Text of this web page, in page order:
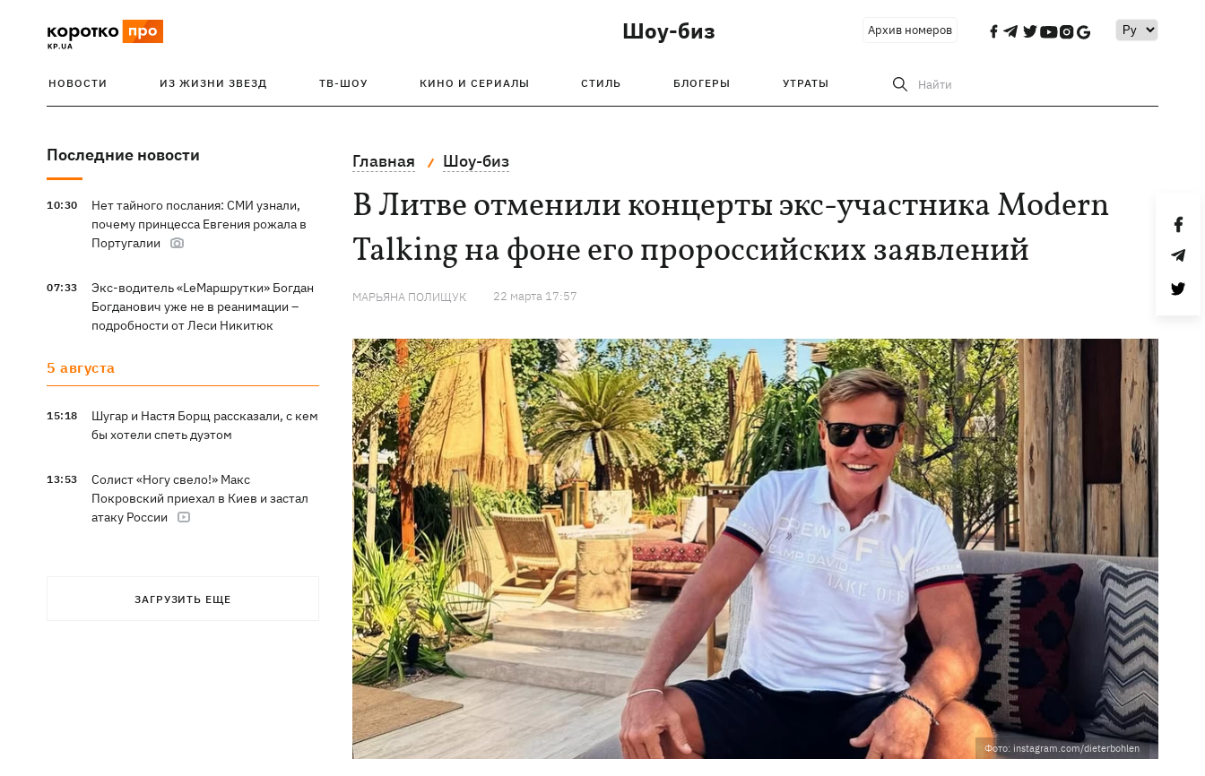
Шоу-биз Архив номеров
НОВОСТИ ИЗ ЖИЗНИ ЗВЕЗД ТВ-ШОУ КИНО И СЕРИАЛЫ СТИЛЬ БЛОГЕРЫ УТРАТЫ Найти
Последние новости
10:30
Нет тайного послания: СМИ узнали,
почему принцесса Евгения рожала в
Португалии
07:33
Экс-водитель «LeМаршрутки» Богдан
Богданович уже не в реанимации –
подробности от Леси Никитюк
5 августа
15:18
Шугар и Настя Борщ рассказали, с кем
бы хотели спеть дуэтом
13:53
Солист «Ногу свело!» Макс
Покровский приехал в Киев и застал
атаку России
ЗАГРУЗИТЬ ЕЩЕ
Главная Шоу-биз
В Литве отменили концерты экс-участника Modern
Talking на фоне его пророссийских заявлений
МАРЬЯНА ПОЛИЩУК 22 марта 17:57
Фото: instagram.com/dieterbohlen